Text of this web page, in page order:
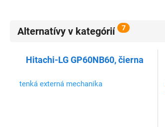
Alternatívy v kategórií 7
Hitachi-LG GP60NB60, čierna
tenká externá mechanika